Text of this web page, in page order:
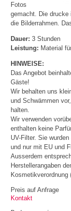
Fotos
gemacht. Die
die Bilderrahmen.
Dauer: 3 Stunden
Leistung: Material
HINWEISE:
Das Angebot
Gäste!
Wir behalten uns
und Schwämmen
halten.
Wir verwenden
enthalten keine
UV-Filter. Sie
und nur mit EU und
Ausserdem
Herstellerangaben
Kosmetikverordnung
Preis auf Anfrage
Kontakt